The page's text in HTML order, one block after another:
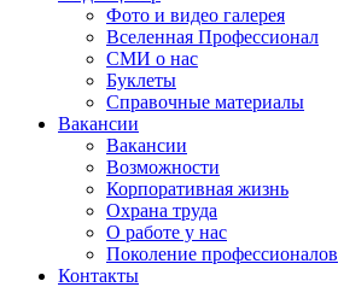
Фото и видео галерея
Вселенная Профессионал
СМИ о нас
Буклеты
Справочные материалы
Вакансии
Вакансии
Возможности
Корпоративная жизнь
Охрана труда
О работе у нас
Поколение профессионалов
Контакты